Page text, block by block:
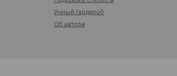
Умный гардероб
Об авторе